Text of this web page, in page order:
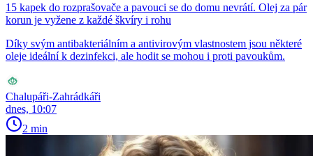
15 kapek do rozprašovače a pavouci se do domu nevrátí. Olej za pár
korun je vyžene z každé škvíry i rohu
Díky svým antibakteriálním a antivirovým vlastnostem jsou některé
oleje ideální k dezinfekci, ale hodit se mohou i proti pavoukům.
Chalupáři-Zahrádkáři
dnes, 10:07
2 min